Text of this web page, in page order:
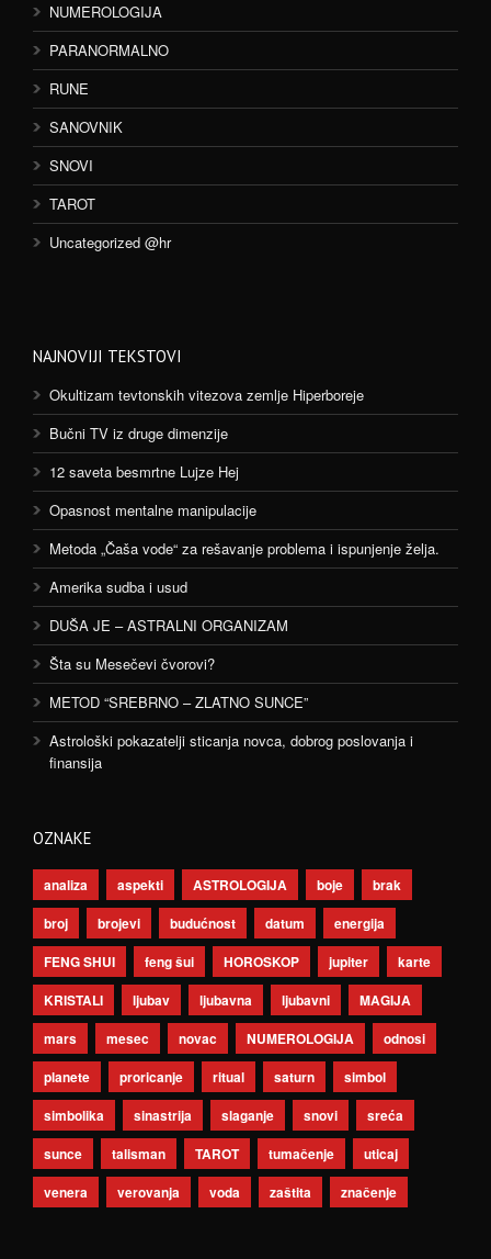
NUMEROLOGIJA
PARANORMALNO
RUNE
SANOVNIK
SNOVI
TAROT
Uncategorized @hr
NAJNOVIJI TEKSTOVI
Okultizam tevtonskih vitezova zemlje Hiperboreje
Bučni TV iz druge dimenzije
12 saveta besmrtne Lujze Hej
Opasnost mentalne manipulacije
Metoda „Čaša vode“ za rešavanje problema i ispunjenje želja.
Amerika sudba i usud
DUŠA JE – ASTRALNI ORGANIZAM
Šta su Mesečevi čvorovi?
METOD “SREBRNO – ZLATNO SUNCE”
Astrološki pokazatelji sticanja novca, dobrog poslovanja i
finansija
OZNAKE
analiza aspekti ASTROLOGIJA boje
brak
broj
brojevi budućnost datum
energija
FENG SHUI
feng šui HOROSKOP jupiter
karte
KRISTALI
ljubav ljubavna ljubavni
MAGIJA
mars
mesec novac NUMEROLOGIJA
odnosi
planete
proricanje ritual saturn
simbol
simbolika
sinastrija slaganje snovi
sreća
sunce
talisman TAROT tumačenje
uticaj
venera
verovanja voda zaštita značenje